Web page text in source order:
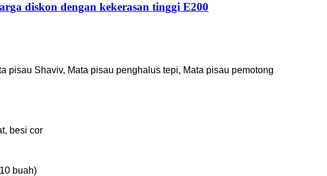
diskon dengan kekerasan tinggi E200
pisau Shaviv, Mata pisau penghalus tepi, Mata pisau pemotong
besi cor
buah)